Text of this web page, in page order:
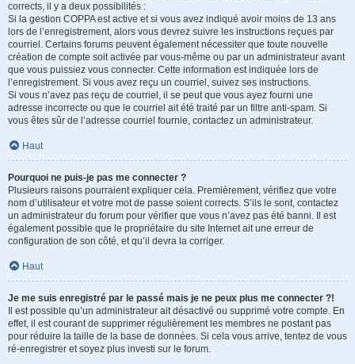
corrects, il y a deux possibilités :
Si la gestion COPPA est active et si vous avez indiqué avoir moins de 13 ans
lors de l’enregistrement, alors vous devrez suivre les instructions reçues par
courriel. Certains forums peuvent également nécessiter que toute nouvelle
création de compte soit activée par vous-même ou par un administrateur avant
que vous puissiez vous connecter. Cette information est indiquée lors de
l’enregistrement. Si vous avez reçu un courriel, suivez ses instructions.
Si vous n’avez pas reçu de courriel, il se peut que vous ayez fourni une
adresse incorrecte ou que le courriel ait été traité par un filtre anti-spam. Si
vous êtes sûr de l’adresse courriel fournie, contactez un administrateur.
Haut
Pourquoi ne puis-je pas me connecter ?
Plusieurs raisons pourraient expliquer cela. Premièrement, vérifiez que votre
nom d’utilisateur et votre mot de passe soient corrects. S’ils le sont, contactez
un administrateur du forum pour vérifier que vous n’avez pas été banni. Il est
également possible que le propriétaire du site Internet ait une erreur de
configuration de son côté, et qu’il devra la corriger.
Haut
Je me suis enregistré par le passé mais je ne peux plus me connecter ?!
Il est possible qu’un administrateur ait désactivé ou supprimé votre compte. En
effet, il est courant de supprimer régulièrement les membres ne postant pas
pour réduire la taille de la base de données. Si cela vous arrive, tentez de vous
ré-enregistrer et soyez plus investi sur le forum.